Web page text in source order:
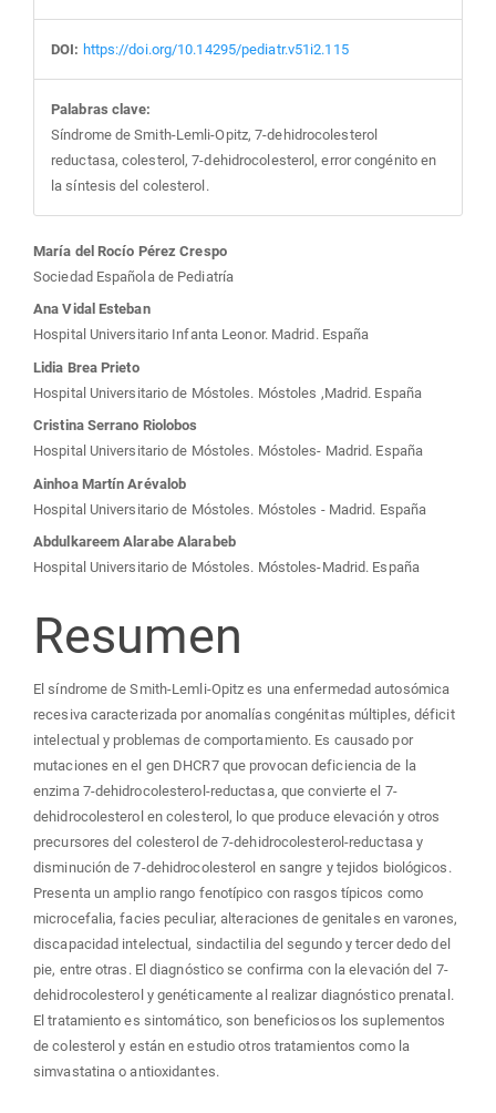
DOI: https://doi.org/10.14295/pediatr.v51i2.115
Palabras clave:
Síndrome de Smith-Lemli-Opitz, 7-dehidrocolesterol
reductasa, colesterol, 7-dehidrocolesterol, error congénito en
la síntesis del colesterol.
Contenido
principal
del
artículo
María del Rocío Pérez Crespo
Sociedad Española de Pediatría
Ana Vidal Esteban
Hospital Universitario Infanta Leonor. Madrid. España
Lidia Brea Prieto
Hospital Universitario de Móstoles. Móstoles ,Madrid. España
Cristina Serrano Riolobos
Hospital Universitario de Móstoles. Móstoles- Madrid. España
Ainhoa Martín Arévalob
Hospital Universitario de Móstoles. Móstoles - Madrid. España
Abdulkareem Alarabe Alarabeb
Hospital Universitario de Móstoles. Móstoles-Madrid. España
Resumen
El síndrome de Smith-Lemli-Opitz es una enfermedad autosómica
recesiva caracterizada por anomalías congénitas múltiples, déficit
intelectual y problemas de comportamiento. Es causado por
mutaciones en el gen DHCR7 que provocan deficiencia de la
enzima 7-dehidrocolesterol-reductasa, que convierte el 7-
dehidrocolesterol en colesterol, lo que produce elevación y otros
precursores del colesterol de 7-dehidrocolesterol-reductasa y
disminución de 7-dehidrocolesterol en sangre y tejidos biológicos.
Presenta un amplio rango fenotípico con rasgos típicos como
microcefalia, facies peculiar, alteraciones de genitales en varones,
discapacidad intelectual, sindactilia del segundo y tercer dedo del
pie, entre otras. El diagnóstico se confirma con la elevación del 7-
dehidrocolesterol y genéticamente al realizar diagnóstico prenatal.
El tratamiento es sintomático, son beneficiosos los suplementos
de colesterol y están en estudio otros tratamientos como la
simvastatina o antioxidantes.